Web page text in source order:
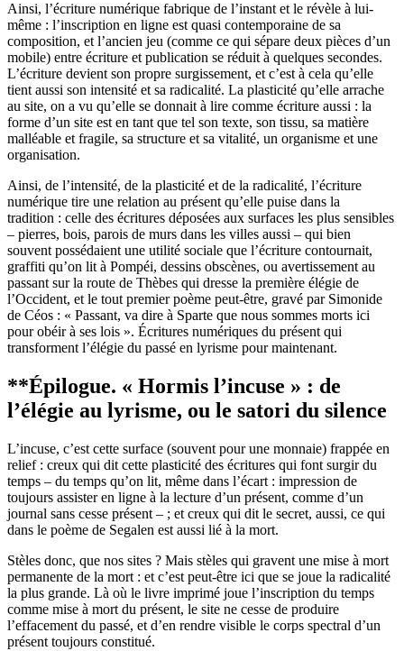
Ainsi, l’écriture numérique fabrique de l’instant et le révèle à lui-
même : l’inscription en ligne est quasi contemporaine de sa
composition, et l’ancien jeu (comme ce qui sépare deux pièces d’un
mobile) entre écriture et publication se réduit à quelques secondes.
L’écriture devient son propre surgissement, et c’est à cela qu’elle
tient aussi son intensité et sa radicalité. La plasticité qu’elle arrache
au site, on a vu qu’elle se donnait à lire comme écriture aussi : la
forme d’un site est en tant que tel son texte, son tissu, sa matière
malléable et fragile, sa structure et sa vitalité, un organisme et une
organisation.
Ainsi, de l’intensité, de la plasticité et de la radicalité, l’écriture
numérique tire une relation au présent qu’elle puise dans la
tradition : celle des écritures déposées aux surfaces les plus sensibles
– pierres, bois, parois de murs dans les villes aussi – qui bien
souvent possédaient une utilité sociale que l’écriture contournait,
graffiti qu’on lit à Pompéi, dessins obscènes, ou avertissement au
passant sur la route de Thèbes qui dresse la première élégie de
l’Occident, et le tout premier poème peut-être, gravé par Simonide
de Céos : « Passant, va dire à Sparte que nous sommes morts ici
pour obéir à ses lois ». Écritures numériques du présent qui
transforment l’élégie du passé en lyrisme pour maintenant.
**Épilogue. « Hormis l’incuse » : de
l’élégie au lyrisme, ou le satori du silence
L’incuse, c’est cette surface (souvent pour une monnaie) frappée en
relief : creux qui dit cette plasticité des écritures qui font surgir du
temps – du temps qu’on lit, même dans l’écart : impression de
toujours assister en ligne à la lecture d’un présent, comme d’un
journal sans cesse présent – ; et creux qui dit le secret, aussi, ce qui
dans le poème de Segalen est aussi lié à la mort.
Stèles donc, que nos sites ? Mais stèles qui gravent une mise à mort
permanente de la mort : et c’est peut-être ici que se joue la radicalité
la plus grande. Là où le livre imprimé joue l’inscription du temps
comme mise à mort du présent, le site ne cesse de produire
l’effacement du passé, et d’en rendre visible le corps spectral d’un
présent toujours constitué.